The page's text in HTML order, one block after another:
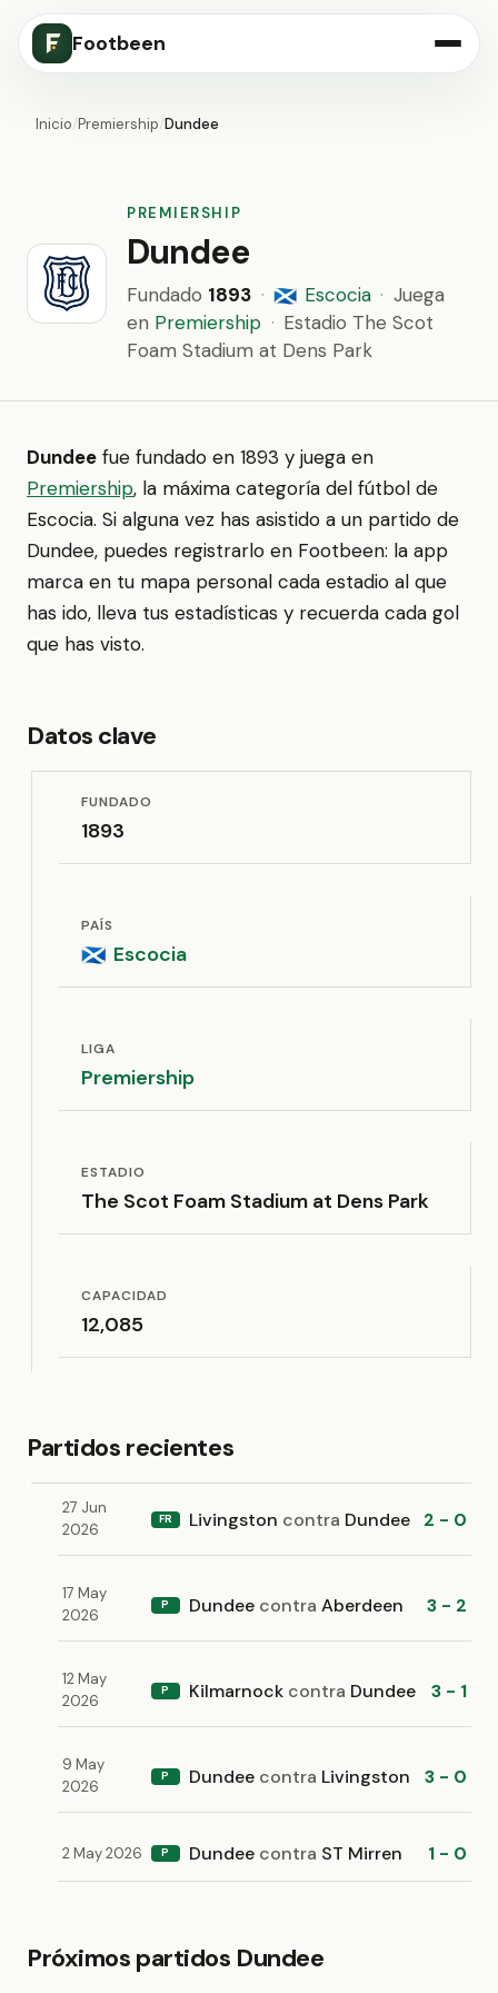
Footbeen
Inicio/Premiership/Dundee
PREMIERSHIP
Dundee
Fundado 1893 · 🏴󠁧󠁢󠁳󠁣󠁴󠁿 Escocia · Juega
en Premiership · Estadio The Scot
Foam Stadium at Dens Park
Dundee fue fundado en 1893 y juega en
Premiership, la máxima categoría del fútbol de
Escocia. Si alguna vez has asistido a un partido de
Dundee, puedes registrarlo en Footbeen: la app
marca en tu mapa personal cada estadio al que
has ido, lleva tus estadísticas y recuerda cada gol
que has visto.
Datos clave
FUNDADO
1893
PAÍS
🏴󠁧󠁢󠁳󠁣󠁴󠁿 Escocia
LIGA
Premiership
ESTADIO
The Scot Foam Stadium at Dens Park
CAPACIDAD
12,085
Partidos recientes
27 Jun
2026
FR Livingston contra Dundee 2 - 0
17 May
2026
P Dundee contra Aberdeen 3 - 2
12 May
2026
P Kilmarnock contra Dundee 3 - 1
9 May
2026
P Dundee contra Livingston 3 - 0
2 May 2026 P Dundee contra ST Mirren 1 - 0
Próximos partidos Dundee